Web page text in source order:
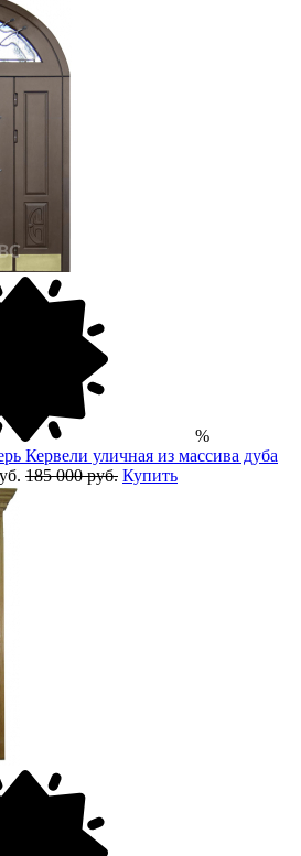
%
Кервели уличная из массива дуба
185 000 руб. Купить